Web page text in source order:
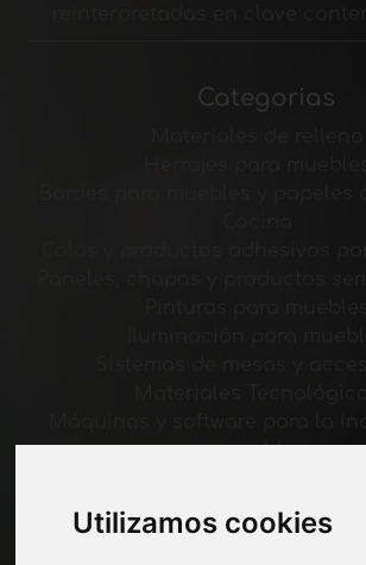
Utilizamos cookies
Categorias
mueble